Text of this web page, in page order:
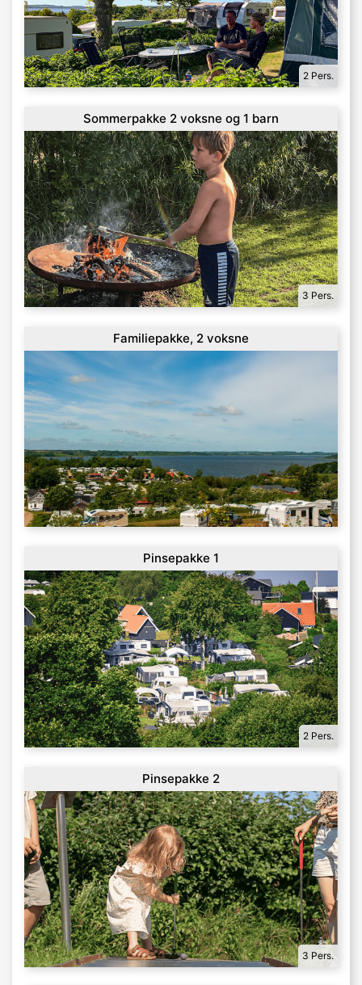
2 Pers.
Sommerpakke 2 voksne og 1 barn
3 Pers.
Familiepakke, 2 voksne
Pinsepakke 1
2 Pers.
Pinsepakke 2
3 Pers.